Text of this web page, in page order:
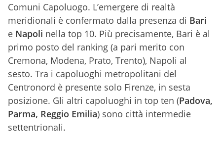
Comuni Capoluogo. L’emergere di realtà
meridionali è confermato dalla presenza di Bari
e Napoli nella top 10. Più precisamente, Bari è al
primo posto del ranking (a pari merito con
Cremona, Modena, Prato, Trento), Napoli al
sesto. Tra i capoluoghi metropolitani del
Centronord è presente solo Firenze, in sesta
posizione. Gli altri capoluoghi in top ten (Padova,
Parma, Reggio Emilia) sono città intermedie
settentrionali.